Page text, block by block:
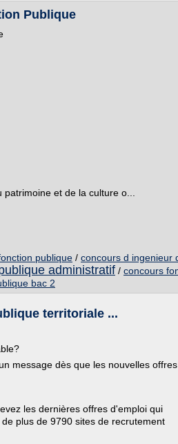
Publique
et de la culture o...
publique / concours d ingenieur
administratif / concours
bac 2
territoriale ...
message dès que les nouvelles
les dernières offres d'emploi qui
plus de 9790 sites de recrutement